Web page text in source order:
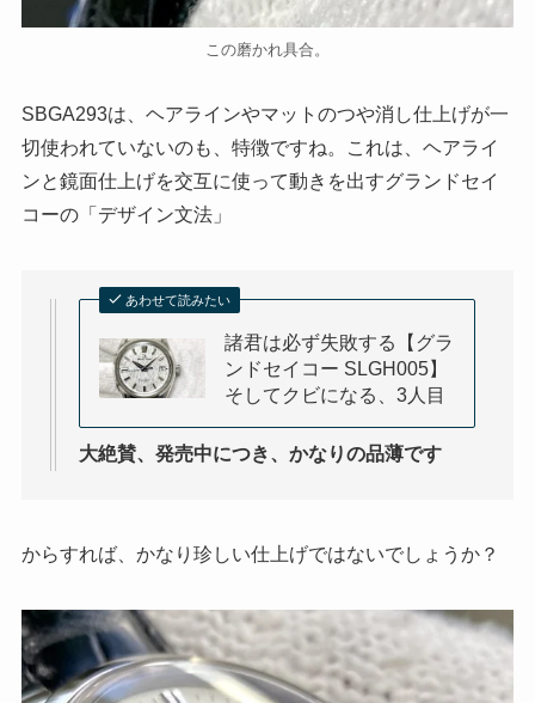
この磨かれ具合。
SBGA293は、ヘアラインやマットのつや消し仕上げが一
切使われていないのも、特徴ですね。これは、ヘアライ
ンと鏡面仕上げを交互に使って動きを出すグランドセイ
コーの「デザイン文法」
あわせて読みたい
諸君は必ず失敗する【グラ
ンドセイコー SLGH005】
そしてクビになる、3人目
大絶賛、発売中につき、かなりの品薄です
からすれば、かなり珍しい仕上げではないでしょうか？